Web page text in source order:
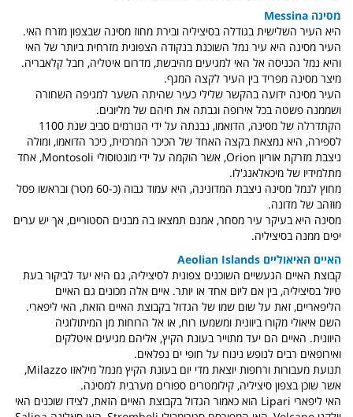
מסינה Messina
היא העיר השלישית בגודלה בסיציליה ובירת מחוז מסינה שבצפון מזרח האי.
העיר מסינה היא עיר נמל השוכנת בנקודה הצפונית מזרחית ביותר של האי
והיא נמל הכניסה אל האי למגיעים מהיבשת, מדרום איטליה, חבל קלאבריה.
מיצר מסינה מפריד בין העיר לקצה המגף.
העיר מסינה ידועה בהקשר שלילי כעיר שהיתה השער למגיפה השחורה
ושממנה פשטה בכל אירופה וגבתה את חיהם של מליונים.
הקתדרלה של מסינה, הדואמו, נבנתה על ידי הנורמים סביב שנת 1100
לספירה, היא נמצאת בקצה האחד של הכיכר המרכזית, כיכר הדואמו, ומולה
ניצבת מזרקת אוריון Orion, אשר הוקמה על ידי מונטוסולי Montosoli, אחד
מתלמידיו של מיכאלאנג'לו.
מחוץ לנמל מסינה ניצבת המדונינה, היא עמוד גבוה (כ-60 מטר) ובראשו פסל
מוזהב של מדונה.
מסינה היא בעיקר עיר מסחר, אמנם תמצאו בה מבנים הסטוריים, אך יש ערים
יפים ממנה בסיציליה.
האיים האיאוליים Aeolian Islands
קבוצת האיים הגעשיים השוכנים צפונית לסיציליה, גם היא יעד לביקור בעת
טיול בסיציליה, בין אם ליום אחד או יותר. איים אלה מכונים גם האיים
הליפאריים, זאת על שום שמו של הגדול בקבוצת האיים הזאת, האי ליפארי.
השם איאולי מקורו ביוונית ומשמעו רוח, או אל הרוחות מן המיתולוגיה
היוונית. האיים הם יעד מתוייר בעונת הקיץ, אליהם מגיעים איטלקים
ואירופאים רבים לנופש נינוח על חופי ים נפלאים.
תנועת מעבורות ורחפות יוצאת מדי יום בעונת הקיץ מנמל מילאזו Milazzo,
אשר שוכן בצפון סיציליה, קילומטרים ספורים מערבית למסינה.
האי ליפארי Lipari הוא כאמור הגדול בקבוצת האיים הזאת, לצידו שוכנים האי